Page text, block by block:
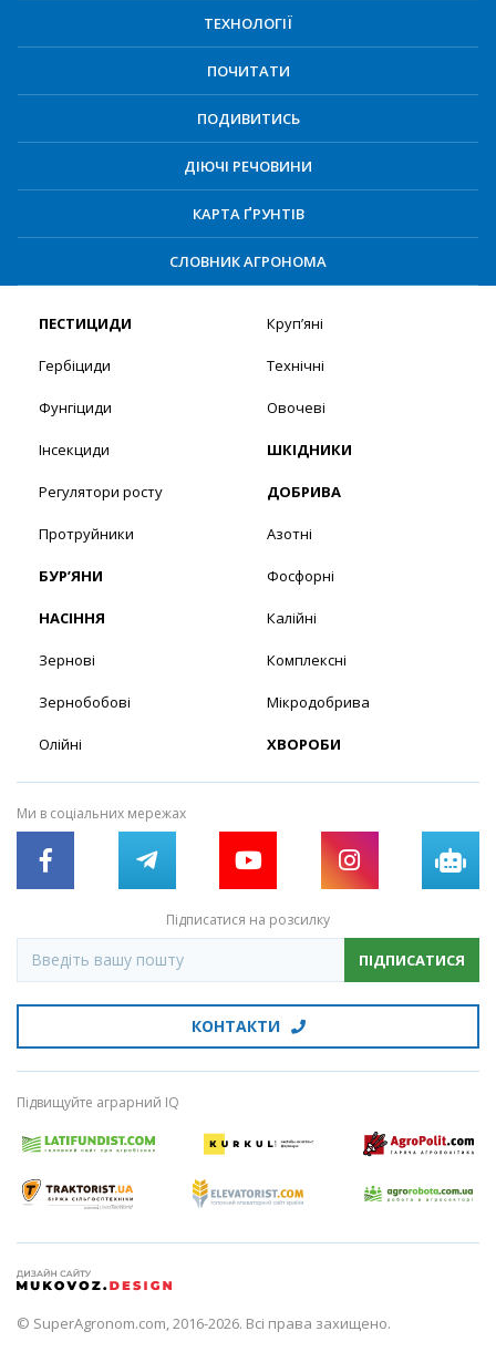
ТЕХНОЛОГІЇ
ПОЧИТАТИ
ПОДИВИТИСЬ
ДІЮЧІ РЕЧОВИНИ
КАРТА ҐРУНТІВ
СЛОВНИК АГРОНОМА
ПЕСТИЦИДИ
Гербіциди
Фунгіциди
Інсекциди
Регулятори росту
Протруйники
БУР’ЯНИ
НАСІННЯ
Зернові
Зернобобові
Олійні
Круп’яні
Технічні
Овочеві
ШКІДНИКИ
ДОБРИВА
Азотні
Фосфорні
Калійні
Комплексні
Мікродобрива
ХВОРОБИ
Ми в соціальних мережах
Підписатися на розсилку
ПІДПИСАТИСЯ
КОНТАКТИ
Підвищуйте аграрний IQ
© SuperAgronom.com, 2016-2026. Всі права захищено.